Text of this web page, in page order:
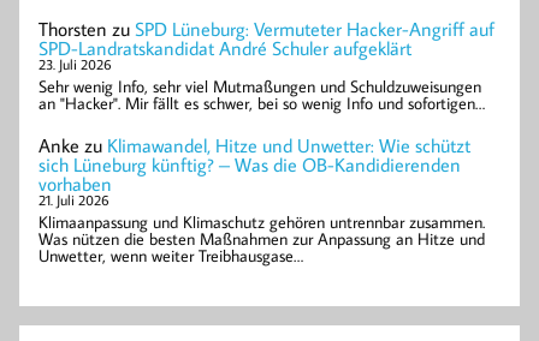
Thorsten zu SPD Lüneburg: Vermuteter Hacker-Angriff auf
SPD-Landratskandidat André Schuler aufgeklärt
23. Juli 2026
Sehr wenig Info, sehr viel Mutmaßungen und Schuldzuweisungen
an "Hacker". Mir fällt es schwer, bei so wenig Info und sofortigen…
Anke zu Klimawandel, Hitze und Unwetter: Wie schützt
sich Lüneburg künftig? – Was die OB-Kandidierenden
vorhaben
21. Juli 2026
Klimaanpassung und Klimaschutz gehören untrennbar zusammen.
Was nützen die besten Maßnahmen zur Anpassung an Hitze und
Unwetter, wenn weiter Treibhausgase…